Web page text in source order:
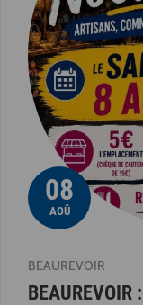
08
AOÛ
BEAUREVOIR
BEAUREVOIR